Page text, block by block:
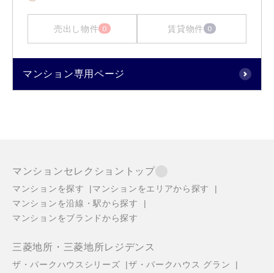
売出し物件 0 賃貸物件 0
マンション専用ページ
マンションセレクショントップ
マンションを探す
マンションをエリアから探す
マンションを沿線・駅から探す
マンションをブランドから探す
三菱地所・三菱地所レジデンス
ザ・パークハウスシリーズ
ザ・パークハウス グラン